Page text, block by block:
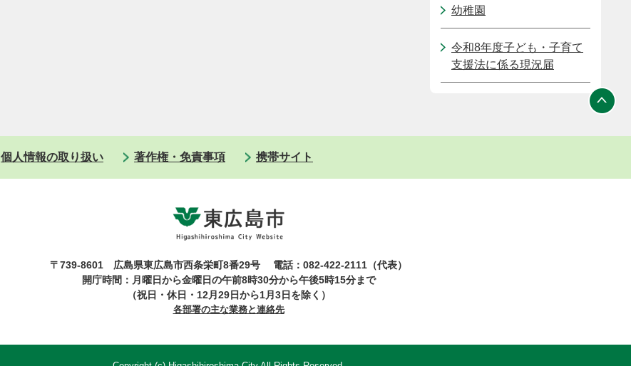
幼稚園
令和8年度子ども・子育て
支援法に係る現況届
個人情報の取り扱い 著作権・免責事項 携帯サイト
〒739-8601 広島県東広島市西条栄町8番29号
電話：082-422-2111（代表）
開庁時間：月曜日から金曜日の午前8時30分から午後5時15分まで
（祝日・休日・12月29日から1月3日を除く）
各部署の主な業務と連絡先